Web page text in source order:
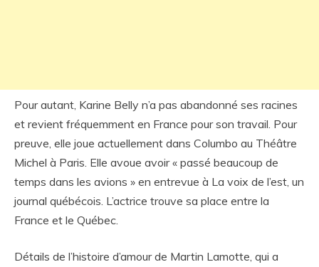
Pour autant, Karine Belly n’a pas abandonné ses racines
et revient fréquemment en France pour son travail. Pour
preuve, elle joue actuellement dans Columbo au Théâtre
Michel à Paris. Elle avoue avoir « passé beaucoup de
temps dans les avions » en entrevue à La voix de l’est, un
journal québécois. L’actrice trouve sa place entre la
France et le Québec.
Détails de l’histoire d’amour de Martin Lamotte, qui a